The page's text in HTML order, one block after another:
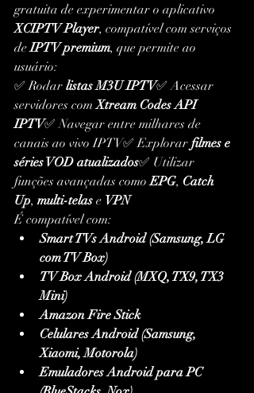
gratuita de experimentar o aplicativo
XCIPTV Player, compatível com serviços
de IPTV premium, que permite ao
usuário:
✅ Rodar listas M3U IPTV✅ Acessar
servidores com Xtream Codes API
IPTV✅ Navegar entre milhares de
canais ao vivo IPTV✅ Explorar filmes e
séries VOD atualizados✅ Utilizar
funções avançadas como EPG, Catch
Up, multi-telas e VPN
É compatível com:
Smart TVs Android (Samsung, LG
com TV Box)
TV Box Android (MXQ, TX9, TX3
Mini)
Amazon Fire Stick
Celulares Android (Samsung,
Xiaomi, Motorola)
Emuladores Android para PC